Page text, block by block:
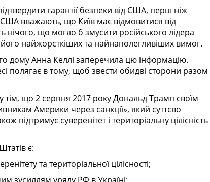
гарантії безпеки від США, перш ніж
вважають, що Київ має відмовитися від
нічого, що могло б змусити російського лідера
найжорсткіших та найнаполегливіших вимог.
дому Анна Келлі заперечила цю інформацію.
в тому, щоб звести обидві сторони разом
у тім, що 2 серпня 2017 року Дональд Трамп своїм
Америки через санкції», який суттєво
підтримує суверенітет і територіальну цілісність
є:
та територіальної цілісності;